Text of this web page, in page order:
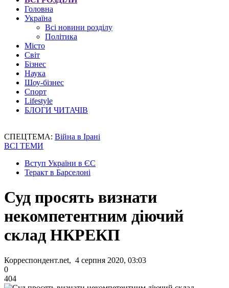
Головна
Україна
Всі новини розділу
Політика
Місто
Світ
Бізнес
Наука
Шоу-бізнес
Спорт
Lifestyle
БЛОГИ ЧИТАЧІВ
СПЕЦТЕМА: Війна в Ірані
ВСІ ТЕМИ
Вступ України в ЄС
Теракт в Барселоні
Суд просять визнати
некомпетентним діючий
склад НКРЕКП
Корреспондент.net, 4 серпня 2020, 03:03
0
404